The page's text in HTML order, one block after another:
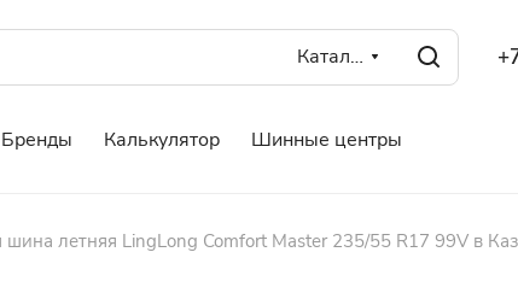
Каталог
Бренды Калькулятор Шинные центры
шина летняя LingLong Comfort Master 235/55 R17 99V в